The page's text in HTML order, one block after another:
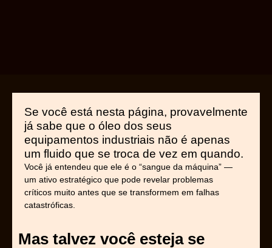
Se você está nesta página, provavelmente
já sabe que o óleo dos seus
equipamentos industriais não é apenas
um fluido que se troca de vez em quando.
Você já entendeu que ele é o “sangue da máquina” —
um ativo estratégico que pode revelar problemas
críticos muito antes que se transformem em falhas
catastróficas.
Mas talvez você esteja se